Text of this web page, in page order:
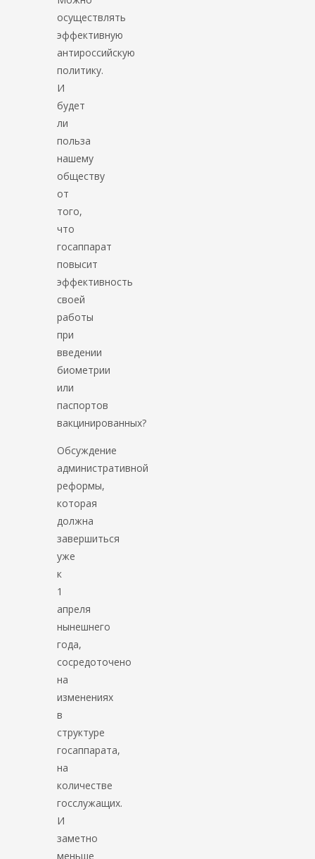
осуществлять
эффективную
антироссийскую
политику.
И
будет
ли
польза
нашему
обществу
от
того,
что
госаппарат
повысит
эффективность
своей
работы
при
введении
биометрии
или
паспортов
вакцинированных?
Обсуждение
административной
реформы,
которая
должна
завершиться
уже
к
1
апреля
нынешнего
года,
сосредоточено
на
изменениях
в
структуре
госаппарата,
на
количестве
госслужащих.
И
заметно
меньше